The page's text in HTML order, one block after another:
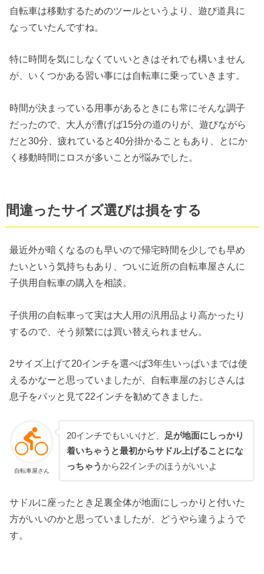
自転車は移動するためのツールというより、遊び道具に
なっていたんですね。
特に時間を気にしなくていいときはそれでも構いません
が、いくつかある習い事には自転車に乗っていきます。
時間が決まっている用事があるときにも常にそんな調子
だったので、大人が漕げば15分の道のりが、遊びながら
だと30分、疲れていると40分掛かることもあり、とにか
く移動時間にロスが多いことが悩みでした。
間違ったサイズ選びは損をする
最近外が暗くなるのも早いので帰宅時間を少しでも早め
たいという気持ちもあり、ついに近所の自転車屋さんに
子供用自転車の購入を相談。
子供用の自転車って実は大人用の汎用品より高かったり
するので、そう頻繁には買い替えられません。
2サイズ上げて20インチを選べば3年生いっぱいまでは使
えるかなーと思っていましたが、自転車屋のおじさんは
息子をパッと見て22インチを勧めてきました。
自転車屋さん
20インチでもいいけど、
足が地面にしっかり
着いちゃうと最初からサドル上げることにな
っちゃうから22インチのほうがいいよ
サドルに座ったとき足裏全体が地面にしっかりと付いた
方がいいのかと思っていましたが、どうやら違うようで
す。